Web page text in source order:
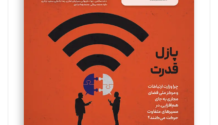
مینا پاکدل
یسنا امان‌پور
تحریریه
ملینا جعفری
تحریریه